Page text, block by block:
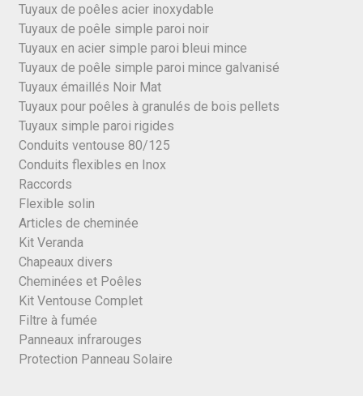
Tuyaux de poêles acier inoxydable
Tuyaux de poêle simple paroi noir
Tuyaux en acier simple paroi bleui mince
Tuyaux de poêle simple paroi mince galvanisé
Tuyaux émaillés Noir Mat
Tuyaux pour poêles à granulés de bois pellets
Tuyaux simple paroi rigides
Conduits ventouse 80/125
Conduits flexibles en Inox
Raccords
Flexible solin
Articles de cheminée
Kit Veranda
Chapeaux divers
Cheminées et Poêles
Kit Ventouse Complet
Filtre à fumée
Panneaux infrarouges
Protection Panneau Solaire